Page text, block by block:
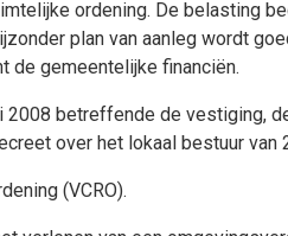
ordening. De belasting
plan van aanleg wordt
de gemeentelijke financiën.
betreffende de vestiging,
over het lokaal bestuur van
(VCRO).